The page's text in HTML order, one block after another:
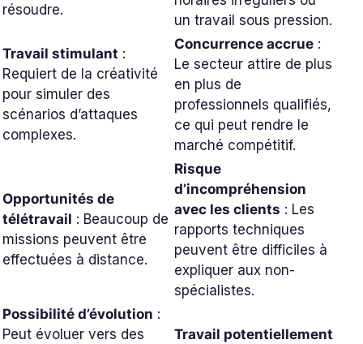
résoudre.
un travail sous pression.
Travail stimulant :
Requiert de la créativité
pour simuler des
scénarios d’attaques
complexes.
Concurrence accrue :
Le secteur attire de plus
en plus de
professionnels qualifiés,
ce qui peut rendre le
marché compétitif.
Opportunités de
télétravail : Beaucoup de
missions peuvent être
effectuées à distance.
Risque
d’incompréhension
avec les clients : Les
rapports techniques
peuvent être difficiles à
expliquer aux non-
spécialistes.
Possibilité d’évolution :
Peut évoluer vers des
Travail potentiellement